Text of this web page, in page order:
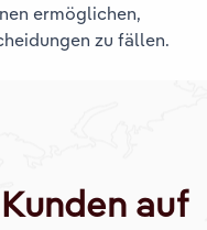
ermöglichen,
zu fällen.
auf